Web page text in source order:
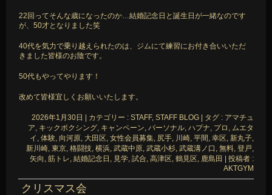
22回ってそんな歳になったのか…結婚記念日と誕生日が一緒なのです
が、50才となりました笑
40代を気力で乗り越えられたのは、ジムにて練習にお付き合いいただ
きました皆様のお陰です。
50代もやってやります！
改めて皆様宜しくお願いいたします。
2026年1月30日 カテゴリー : STAFF, STAFF BLOG タグ : アマチュ
ア, キックボクシング, キャンペーン, パーソナル, ハプナ, プロ , ムエタ
イ , 体験, 向河原, 大田区, 女性会員募集, 尻手, 川崎, 平間 , 幸区, 新丸子,
新川崎, 東京, 格闘技, 横浜, 武蔵中原, 武蔵小杉, 武蔵溝ノ口 , 無料, 登戸,
矢向 , 筋トレ, 結婚記念日 , 見学, 試合, 高津区, 鶴見区, 鹿島田
投稿者 :
AKTGYM
クリスマス会